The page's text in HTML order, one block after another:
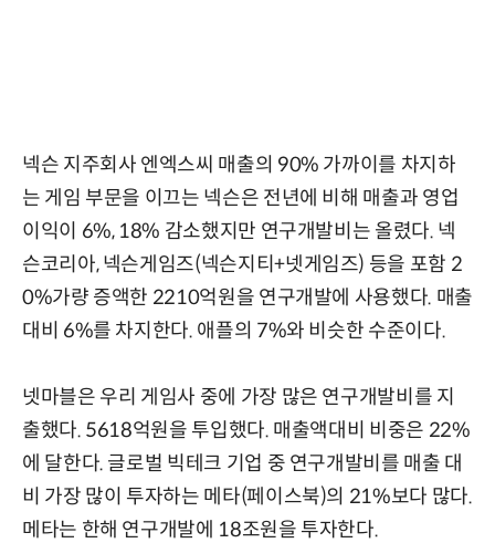
넥슨 지주회사 엔엑스씨 매출의 90% 가까이를 차지하
는 게임 부문을 이끄는 넥슨은 전년에 비해 매출과 영업
이익이 6%, 18% 감소했지만 연구개발비는 올렸다. 넥
슨코리아, 넥슨게임즈(넥슨지티+넷게임즈) 등을 포함 2
0%가량 증액한 2210억원을 연구개발에 사용했다. 매출
대비 6%를 차지한다. 애플의 7%와 비슷한 수준이다.
넷마블은 우리 게임사 중에 가장 많은 연구개발비를 지
출했다. 5618억원을 투입했다. 매출액대비 비중은 22%
에 달한다. 글로벌 빅테크 기업 중 연구개발비를 매출 대
비 가장 많이 투자하는 메타(페이스북)의 21%보다 많다.
메타는 한해 연구개발에 18조원을 투자한다.